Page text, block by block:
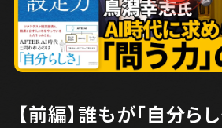
EVENT
MY WORK
編集4.0
シンカケイコウホウ
【前編】誰もが「自分ら